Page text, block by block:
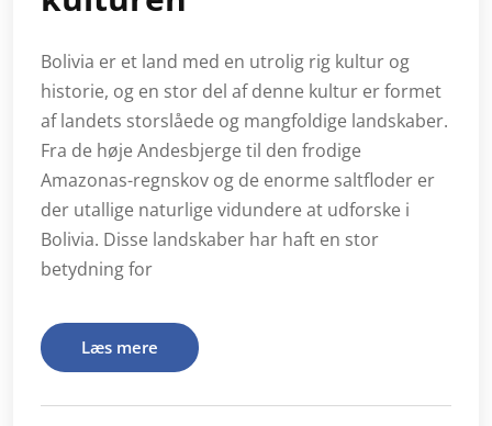
Bolivia er et land med en utrolig rig kultur og
historie, og en stor del af denne kultur er formet
af landets storslåede og mangfoldige landskaber.
Fra de høje Andesbjerge til den frodige
Amazonas-regnskov og de enorme saltfloder er
der utallige naturlige vidundere at udforske i
Bolivia. Disse landskaber har haft en stor
betydning for
Læs mere